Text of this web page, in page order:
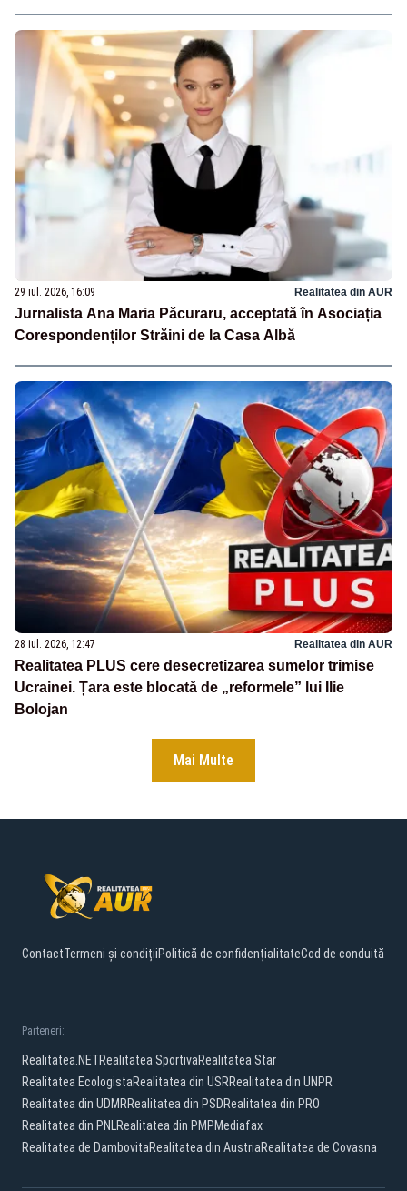
29 iul. 2026, 16:09 Realitatea din AUR
Jurnalista Ana Maria Păcuraru, acceptată în Asociația
Corespondenților Străini de la Casa Albă
28 iul. 2026, 12:47 Realitatea din AUR
Realitatea PLUS cere desecretizarea sumelor trimise
Ucrainei. Țara este blocată de „reformele” lui Ilie
Bolojan
Mai Multe
ContactTermeni și condițiiPolitică de confidențialitateCod de conduită
Parteneri:
Realitatea.NETRealitatea SportivaRealitatea Star
Realitatea EcologistaRealitatea din USRRealitatea din UNPR
Realitatea din UDMRRealitatea din PSDRealitatea din PRO
Realitatea din PNLRealitatea din PMPMediafax
Realitatea de DambovitaRealitatea din AustriaRealitatea de Covasna